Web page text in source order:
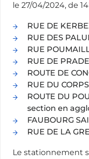
le 27/04/2024, de
RUE DE
RUE DES
RUE
RUE DE
ROUTE DE
RUE DU
ROUTE DU
section en
FAUBOURG
RUE DE LA
Le stationnement